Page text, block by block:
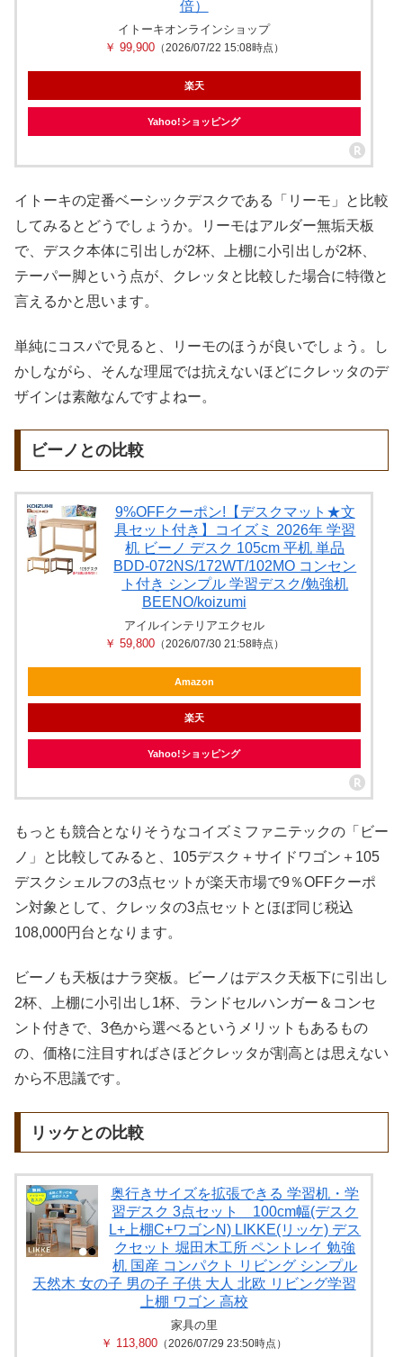
倍）
イトーキオンラインショップ
￥ 99,900（2026/07/22 15:08時点）
楽天
Yahoo!ショッピング
イトーキの定番ベーシックデスクである「リーモ」と比較
してみるとどうでしょうか。リーモはアルダー無垢天板
で、デスク本体に引出しが2杯、上棚に小引出しが2杯、
テーパー脚という点が、クレッタと比較した場合に特徴と
言えるかと思います。
単純にコスパで見ると、リーモのほうが良いでしょう。し
かしながら、そんな理屈では抗えないほどにクレッタのデ
ザインは素敵なんですよねー。
ビーノとの比較
9%OFFクーポン!【デスクマット★文
具セット付き】コイズミ 2026年 学習
机 ビーノ デスク 105cm 平机 単品
BDD-072NS/172WT/102MO コンセン
ト付き シンプル 学習デスク/勉強机
BEENO/koizumi
アイルインテリアエクセル
￥ 59,800（2026/07/30 21:58時点）
Amazon
楽天
Yahoo!ショッピング
もっとも競合となりそうなコイズミファニテックの「ビー
ノ」と比較してみると、105デスク＋サイドワゴン＋105
デスクシェルフの3点セットが楽天市場で9％OFFクーポ
ン対象として、クレッタの3点セットとほぼ同じ税込
108,000円台となります。
ビーノも天板はナラ突板。ビーノはデスク天板下に引出し
2杯、上棚に小引出し1杯、ランドセルハンガー＆コンセ
ント付きで、3色から選べるというメリットもあるもの
の、価格に注目すればさほどクレッタが割高とは思えない
から不思議です。
リッケとの比較
奥行きサイズを拡張できる 学習机・学
習デスク 3点セット 100cm幅(デスク
L+上棚C+ワゴンN) LIKKE(リッケ) デス
クセット 堀田木工所 ペントレイ 勉強
机 国産 コンパクト リビング シンプル
天然木 女の子 男の子 子供 大人 北欧 リビング学習
上棚 ワゴン 高校
家具の里
￥ 113,800 （2026/07/29 23:50時点）